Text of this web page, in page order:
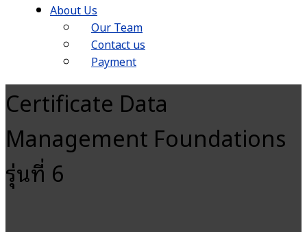
About Us
Our Team
Contact us
Payment
Certificate Data
Management Foundations
รุ่นที่ 6